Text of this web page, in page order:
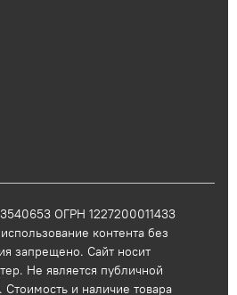
ОГРН 1227200011433
контента без
запрещено. Сайт носит
Не является публичной
и наличие товара